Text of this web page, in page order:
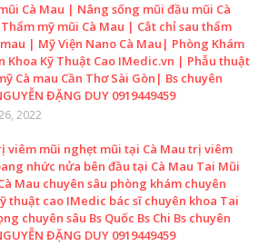
Cà Mau | Nâng sống mũi đầu mũi Cà
mỹ mũi Cà Mau | Cắt chỉ sau thẩm
mau | Mỹ Viện Nano Cà Mau| Phòng Khám
Khoa Kỹ Thuật Cao IMedic.vn | Phẫu thuật
Cà mau Cần Thơ Sài Gòn| Bs chuyên
ĐẶNG DUY 0919449459
2022
viêm mũi nghẹt mũi tại Cà Mau trị viêm
nhức nửa bên đầu tại Cà Mau Tai Mũi
Mau chuyên sâu phòng khám chuyên
thuật cao IMedic bác sĩ chuyên khoa Tai
chuyên sâu Bs Quốc Bs Chi Bs chuyên
ĐẶNG DUY 0919449459